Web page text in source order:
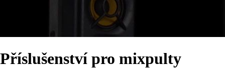
Příslušenství pro mixpulty